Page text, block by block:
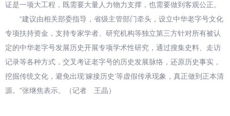
证是一项大工程，既需要大量人力物力支撑，也需要做到客观公正。
“建议由相关部委指导，省级主管部门牵头，设立中华老字号文化
专项扶持资金，支持专家学者、研究机构等独立第三方针对所有被认
定的中华老字号发展历史开展专项学术性研究，通过搜集史料、走访
记录等各种方式，交叉考证老字号的历史发展脉络，还原历史事实，
挖掘传统文化，避免出现‘嫁接历史’等虚假传承现象，真正做到正本清
源。”张继焦表示。（记者 王晶）